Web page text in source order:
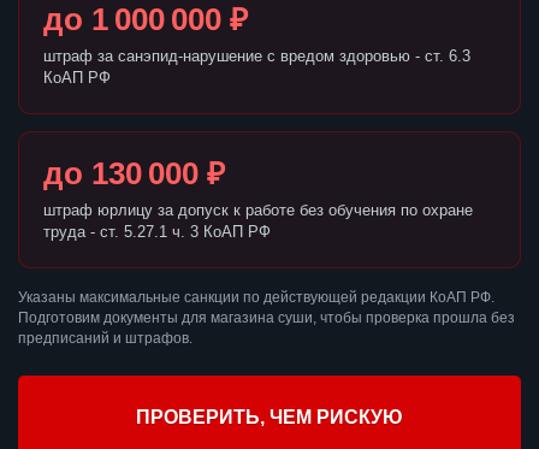
до 1 000 000 ₽
штраф за санэпид-нарушение с вредом здоровью - ст. 6.3
КоАП РФ
до 130 000 ₽
штраф юрлицу за допуск к работе без обучения по охране
труда - ст. 5.27.1 ч. 3 КоАП РФ
Указаны максимальные санкции по действующей редакции КоАП РФ.
Подготовим документы для магазина суши, чтобы проверка прошла без
предписаний и штрафов.
ПРОВЕРИТЬ, ЧЕМ РИСКУЮ